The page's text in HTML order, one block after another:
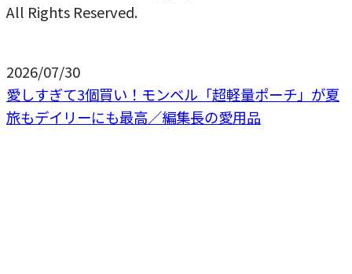
All Rights Reserved.
2026/07/30
愛しすぎて3個買い！モンベル「超軽量ポーチ」が夏
旅もデイリーにも最高／編集長の愛用品